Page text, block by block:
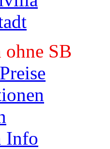
SB
Info